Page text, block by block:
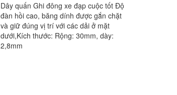
Dây quấn Ghi đông xe đạp cuộc tốt Độ
đàn hồi cao, băng dính được gắn chặt
và giữ đúng vị trí với các dải ở mặt
dưới,Kích thước: Rộng: 30mm, dày:
2,8mm